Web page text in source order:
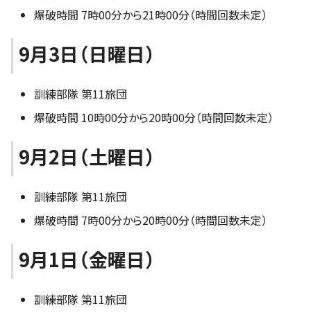
爆破時間 7時00分から21時00分（時間回数未定）
9月3日（日曜日）
訓練部隊 第11旅団
爆破時間 10時00分から20時00分（時間回数未定）
9月2日（土曜日）
訓練部隊 第11旅団
爆破時間 7時00分から20時00分（時間回数未定）
9月1日（金曜日）
訓練部隊 第11旅団